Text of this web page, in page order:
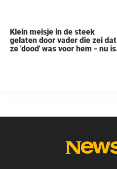
Klein meisje in de steek
gelaten door vader die zei dat
ze 'dood' was voor hem - nu is